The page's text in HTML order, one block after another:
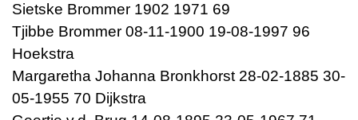
Sietske Brommer 1902 1971 69
Tjibbe Brommer 08-11-1900 19-08-1997 96
Hoekstra
Margaretha Johanna Bronkhorst 28-02-1885 30-
05-1955 70 Dijkstra